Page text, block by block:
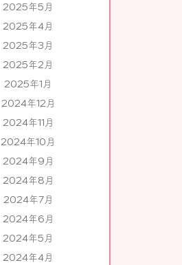
2025年5月
2025年4月
2025年3月
2025年2月
2025年1月
2024年12月
2024年11月
2024年10月
2024年9月
2024年8月
2024年7月
2024年6月
2024年5月
2024年4月